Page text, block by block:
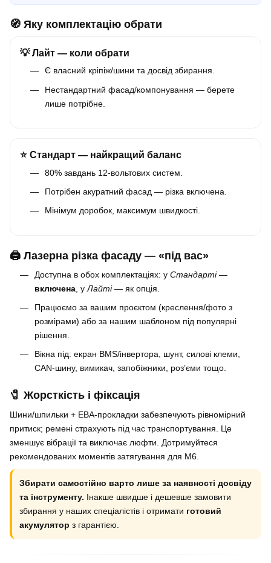
🧭 Яку комплектацію обрати
💡 Лайт — коли обрати
Є власний кріпіж/шини та досвід збирання.
Нестандартний фасад/компонування — берете
лише потрібне.
⭐ Стандарт — найкращий баланс
80% завдань 12-вольтових систем.
Потрібен акуратний фасад — різка включена.
Мінімум доробок, максимум швидкості.
🖨️ Лазерна різка фасаду — «під вас»
Доступна в обох комплектаціях: у Стандарті—
включена, у Лайті— як опція.
Працюємо за вашим проєктом (креслення/фото з
розмірами) або за нашим шаблоном під популярні
рішення.
Вікна під: екран BMS/інвертора, шунт, силові клеми,
CAN-шину, вимикач, запобіжники, роз’єми тощо.
🧷 Жорсткість і фіксація
Шини/шпильки + ЕВА-прокладки забезпечують рівномірний
притиск; ремені страхують під час транспортування. Це
зменшує вібрації та виключає люфти. Дотримуйтеся
рекомендованих моментів затягування для М6.
Збирати самостійно варто лише за наявності досвіду
та інструменту. Інакше швидше і дешевше замовити
збирання у наших спеціалістів і отримати готовий
акумулятор з гарантією.